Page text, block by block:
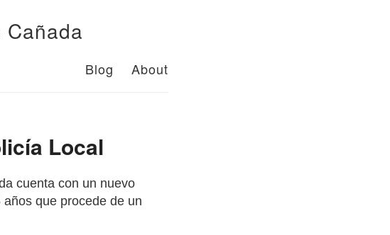
Blog About
Local
cuenta con un nuevo
que procede de un